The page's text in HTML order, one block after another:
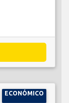
ECONÓMICO